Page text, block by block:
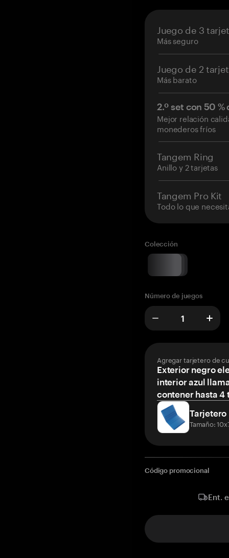
Juego de 3
Más seguro
Juego de 2
Más barato
2.º set con 50
Mejor relación
monederos fríos
Tangem Ring
Anillo y 2 tarjetas
Tangem Pro Kit
Todo lo que
Colección
Número de juegos
Agregar tarjetero de
Exterior negro
interior azul
contener hasta 4
Tarjetero
Tamaño:
Código promocional
Ent.